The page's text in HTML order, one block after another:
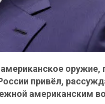
оружие,
привёл,
американским